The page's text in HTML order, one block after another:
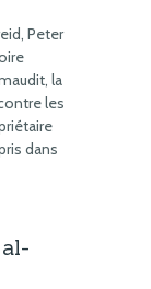
Peter
la
les
dans